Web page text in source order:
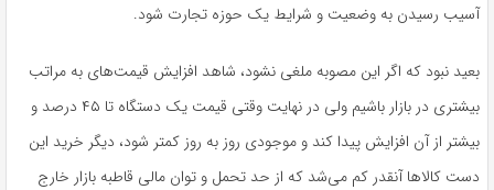
آسیب رسیدن به وضعیت و شرایط یک حوزه تجارت شود.
بعید نبود که اگر این مصوبه ملغی نشود، شاهد افزایش قیمت‌های به مراتب
بیشتری در بازار باشیم ولی در نهایت وقتی قیمت یک دستگاه تا ۴۵ درصد و
بیشتر از آن افزایش پیدا کند و موجودی روز به روز کمتر شود، دیگر خرید این
دست کالاها آنقدر کم می‌شد که از حد تحمل و توان مالی قاطبه بازار خارج